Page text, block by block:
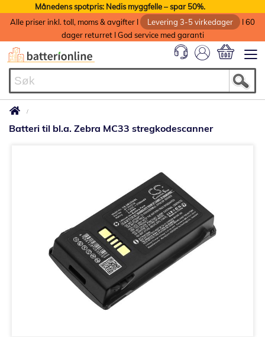
Månedens spotpris: Nedis myggfelle – spar 50%.
Alle priser inkl. toll, moms & avgifter I
Levering 3-5 virkedager
I 60
dager returret I God service med garanti
Batteri til bl.a. Zebra MC33 stregkodescanner